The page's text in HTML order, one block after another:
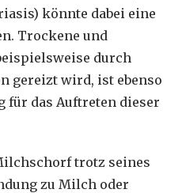
könnte dabei eine
Trockene und
durch
gereizt wird, ist ebenso
für das Auftreten dieser
trotz seines
zu Milch oder